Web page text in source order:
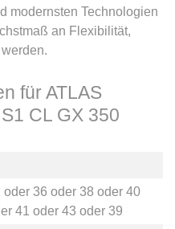
modernsten Technologien
an Flexibilität,
für ATLAS
CL GX 350
oder 36 oder 38 oder 40
41 oder 43 oder 39